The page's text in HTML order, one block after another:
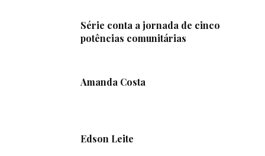
Série conta a jornada de cinco
potências comunitárias
Amanda Costa
Edson Leite